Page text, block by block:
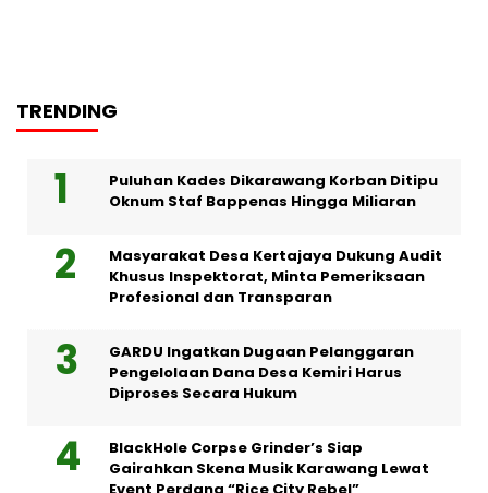
TRENDING
Puluhan Kades Dikarawang Korban Ditipu
Oknum Staf Bappenas Hingga Miliaran
Masyarakat Desa Kertajaya Dukung Audit
Khusus Inspektorat, Minta Pemeriksaan
Profesional dan Transparan
GARDU Ingatkan Dugaan Pelanggaran
Pengelolaan Dana Desa Kemiri Harus
Diproses Secara Hukum
BlackHole Corpse Grinder’s Siap
Gairahkan Skena Musik Karawang Lewat